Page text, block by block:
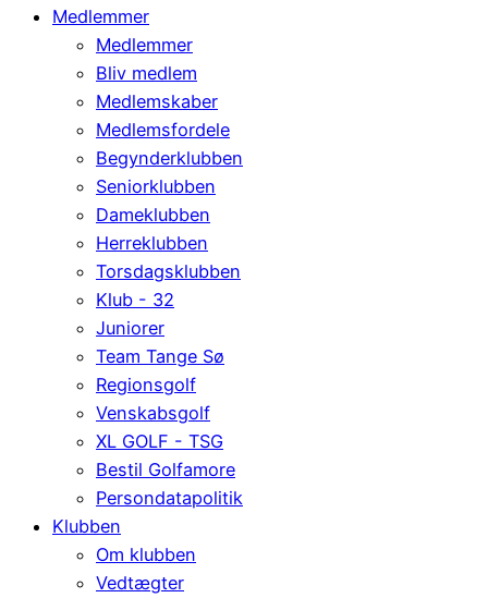
Medlemmer
Medlemmer
Bliv medlem
Medlemskaber
Medlemsfordele
Begynderklubben
Seniorklubben
Dameklubben
Herreklubben
Torsdagsklubben
Klub - 32
Juniorer
Team Tange Sø
Regionsgolf
Venskabsgolf
XL GOLF - TSG
Bestil Golfamore
Persondatapolitik
Klubben
Om klubben
Vedtægter